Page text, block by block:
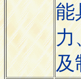
能
力
及